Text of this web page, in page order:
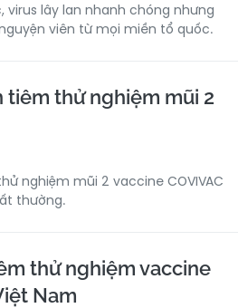
virus lây lan nhanh chóng nhưng
viên từ mọi miền tổ quốc.
tiêm thử nghiệm mũi 2
nghiệm mũi 2 vaccine COVIVAC
thường.
thử nghiệm vaccine
Nam